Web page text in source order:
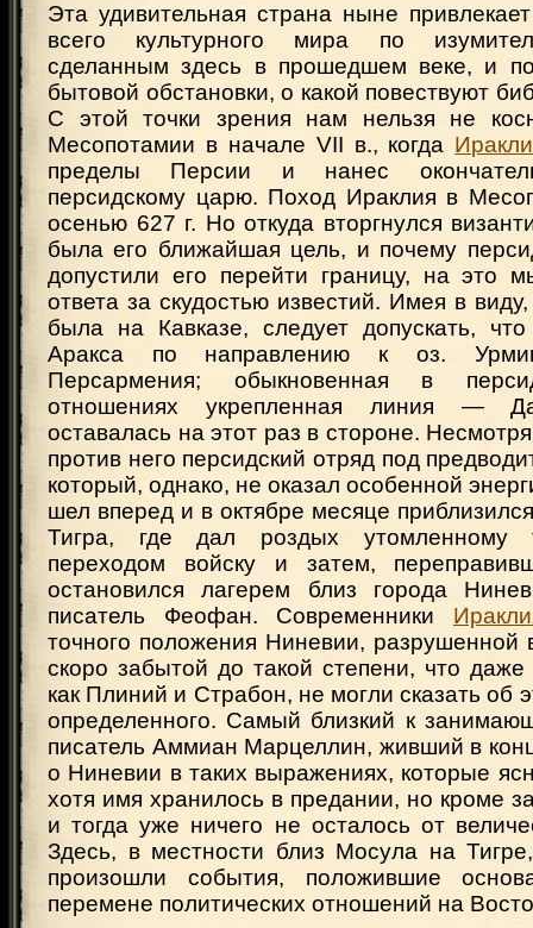
Эта удивительная страна ныне
всего культурного мира по
сделанным здесь в прошедшем веке, и
бытовой обстановки, о какой повествуют
С этой точки зрения нам нельзя не
Месопотамии в начале VII в., когда
пределы Персии и нанес
персидскому царю. Поход Ираклия в
осенью 627 г. Но откуда вторгнулся
была его ближайшая цель, и почему
допустили его перейти границу, на это
ответа за скудостью известий. Имея в
была на Кавказе, следует допускать,
Аракса по направлению к оз.
Персармения; обыкновенная в
отношениях укрепленная линия —
оставалась на этот раз в стороне.
против него персидский отряд под
который, однако, не оказал особенной
шел вперед и в октябре месяце
Тигра, где дал роздых утомленному
переходом войску и затем,
остановился лагерем близ города
писатель Феофан. Современники
точного положения Ниневии, разрушенной
скоро забытой до такой степени, что
как Плиний и Страбон, не могли сказать об
определенного. Самый близкий к
писатель Аммиан Марцеллин, живший в
о Ниневии в таких выражениях, которые
хотя имя хранилось в предании, но кроме
и тогда уже ничего не осталось от
Здесь, в местности близ Мосула на
произошли события, положившие
перемене политических отношений на